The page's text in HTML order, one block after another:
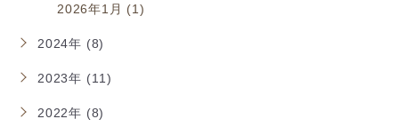
2026年1月 (1)
2024年 (8)
2023年 (11)
2022年 (8)